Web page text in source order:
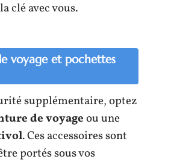
clé avec vous.
voyage et pochettes
supplémentaire, optez
de voyageou une
. Ces accessoires sont
portés sous vos